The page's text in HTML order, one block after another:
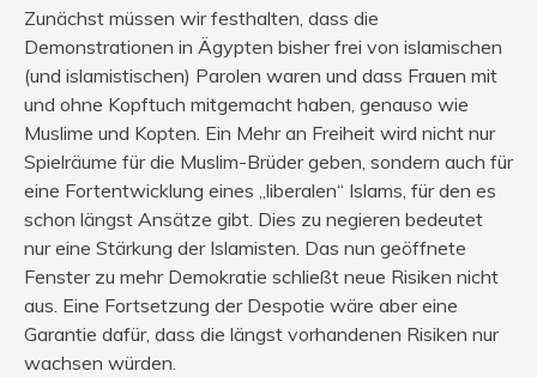
Zunächst müssen wir festhalten, dass die
Demonstrationen in Ägypten bisher frei von islamischen
(und islamistischen) Parolen waren und dass Frauen mit
und ohne Kopftuch mitgemacht haben, genauso wie
Muslime und Kopten. Ein Mehr an Freiheit wird nicht nur
Spielräume für die Muslim-Brüder geben, sondern auch für
eine Fortentwicklung eines „liberalen“ Islams, für den es
schon längst Ansätze gibt. Dies zu negieren bedeutet
nur eine Stärkung der Islamisten. Das nun geöffnete
Fenster zu mehr Demokratie schließt neue Risiken nicht
aus. Eine Fortsetzung der Despotie wäre aber eine
Garantie dafür, dass die längst vorhandenen Risiken nur
wachsen würden.